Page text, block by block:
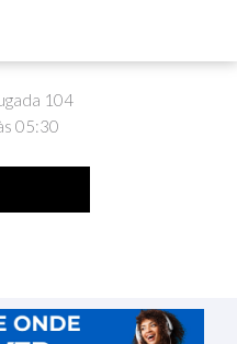
104
05:30